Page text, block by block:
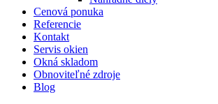
Cenová ponuka
Referencie
Kontakt
Servis okien
Okná skladom
Obnoviteľné zdroje
Blog